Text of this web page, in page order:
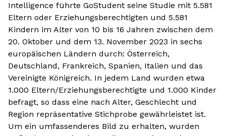
Intelligence führte GoStudent seine Studie mit 5.581
Eltern oder Erziehungsberechtigten und 5.581
Kindern im Alter von 10 bis 16 Jahren zwischen dem
20. Oktober und dem 13. November 2023 in sechs
europäischen Ländern durch: Österreich,
Deutschland, Frankreich, Spanien, Italien und das
Vereinigte Königreich. In jedem Land wurden etwa
1.000 Eltern/Erziehungsberechtigte und 1.000 Kinder
befragt, so dass eine nach Alter, Geschlecht und
Region repräsentative Stichprobe gewährleistet ist.
Um ein umfassenderes Bild zu erhalten, wurden